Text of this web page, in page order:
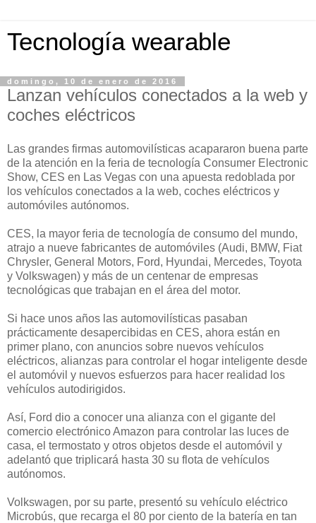
Tecnología wearable
domingo, 10 de enero de 2016
Lanzan vehículos conectados a la web y
coches eléctricos
Las grandes firmas automovilísticas acapararon buena parte
de la atención en la feria de tecnología Consumer Electronic
Show, CES en Las Vegas con una apuesta redoblada por
los vehículos conectados a la web, coches eléctricos y
automóviles autónomos.
CES, la mayor feria de tecnología de consumo del mundo,
atrajo a nueve fabricantes de automóviles (Audi, BMW, Fiat
Chrysler, General Motors, Ford, Hyundai, Mercedes, Toyota
y Volkswagen) y más de un centenar de empresas
tecnológicas que trabajan en el área del motor.
Si hace unos años las automovilísticas pasaban
prácticamente desapercibidas en CES, ahora están en
primer plano, con anuncios sobre nuevos vehículos
eléctricos, alianzas para controlar el hogar inteligente desde
el automóvil y nuevos esfuerzos para hacer realidad los
vehículos autodirigidos.
Así, Ford dio a conocer una alianza con el gigante del
comercio electrónico Amazon para controlar las luces de
casa, el termostato y otros objetos desde el automóvil y
adelantó que triplicará hasta 30 su flota de vehículos
autónomos.
Volkswagen, por su parte, presentó su vehículo eléctrico
Microbús, que recarga el 80 por ciento de la batería en tan